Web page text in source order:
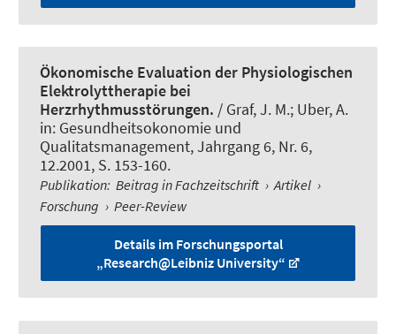
Ökonomische Evaluation der Physiologischen
Elektrolyttherapie bei
Herzrhythmusstörungen. / Graf, J. M.; Uber, A.
in: Gesundheitsokonomie und
Qualitatsmanagement, Jahrgang 6, Nr. 6,
12.2001, S. 153-160.
Publikation: Beitrag in Fachzeitschrift › Artikel ›
Forschung › Peer-Review
Details im Forschungsportal
„Research@Leibniz University“